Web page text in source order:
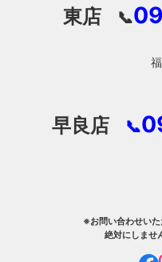
東店 📞
定休日
福岡市東
早良店 📞
定休日
福岡市早
※お問い合わせい
絶対にしませ